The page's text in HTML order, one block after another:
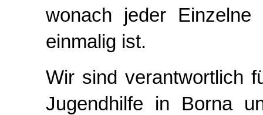
wonach jeder
einmalig ist.
Wir sind verantwortlich
Jugendhilfe in Borna